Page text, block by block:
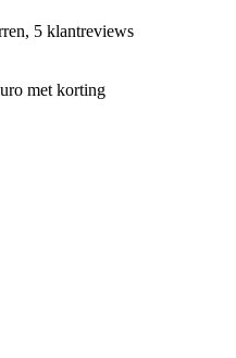
5 klantreviews
met korting